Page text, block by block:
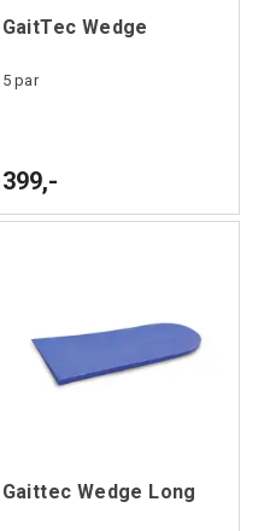
GaitTec Wedge
5 par
399,-
Gaittec Wedge Long